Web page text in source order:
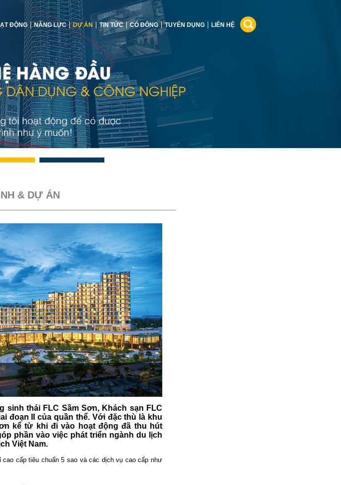
ĐỘNG NĂNG LỰC DỰ ÁN TIN TỨC CỔ ĐÔNG TUYỂN DỤNG LIÊN HỆ
& DỰ ÁN
sinh thái FLC Sầm Sơn, Khách sạn FLC
đoạn II của quần thể. Với đặc thù là khu
kể từ khi đi vào hoạt động đã thu hút
phần vào việc phát triển ngành du lịch
Việt Nam.
cấp tiêu chuẩn 5 sao và các dịch vụ cao cấp như